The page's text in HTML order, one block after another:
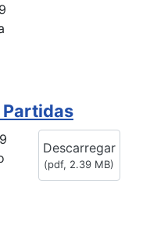
Partidas
Descarregar
(pdf, 2.39 MB)